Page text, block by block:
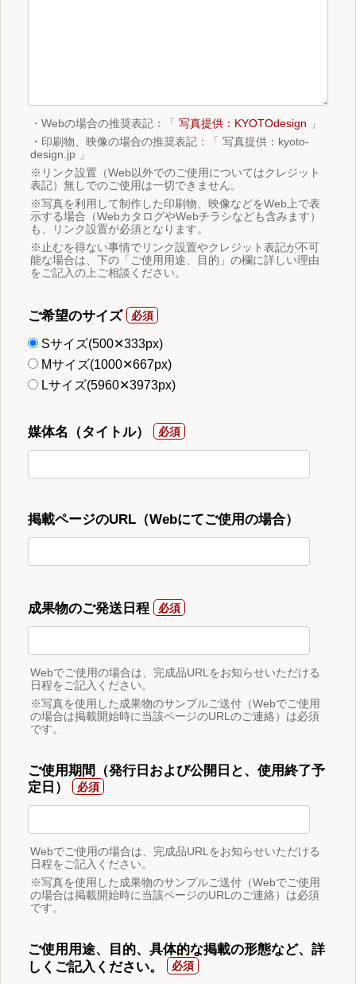
・Webの場合の推奨表記：「 写真提供：KYOTOdesign 」
・印刷物、映像の場合の推奨表記：「 写真提供：kyoto-
design.jp 」
※リンク設置（Web以外でのご使用についてはクレジット
表記）無しでのご使用は一切できません。
※写真を利用して制作した印刷物、映像などをWeb上で表
示する場合（WebカタログやWebチラシなども含みます）
も、リンク設置が必須となります。
※止むを得ない事情でリンク設置やクレジット表記が不可
能な場合は、下の「ご使用用途、目的」の欄に詳しい理由
をご記入の上ご相談ください。
ご希望のサイズ
Sサイズ(500✕333px)
Mサイズ(1000✕667px)
Lサイズ(5960✕3973px)
媒体名（タイトル）
掲載ページのURL（Webにてご使用の場合）
成果物のご発送日程
Webでご使用の場合は、完成品URLをお知らせいただける
日程をご記入ください。
※写真を使用した成果物のサンプルご送付（Webでご使用
の場合は掲載開始時に当該ページのURLのご連絡）は必須
です。
ご使用期間（発行日および公開日と、使用終了予
定日）
Webでご使用の場合は、完成品URLをお知らせいただける
日程をご記入ください。
※写真を使用した成果物のサンプルご送付（Webでご使用
の場合は掲載開始時に当該ページのURLのご連絡）は必須
です。
ご使用用途、目的、具体的な掲載の形態など、詳
しくご記入ください。